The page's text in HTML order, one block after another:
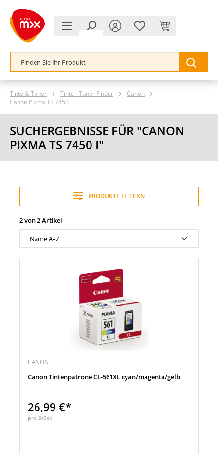
springen
Tinte & Toner Tinte - Toner Finder
Canon
Canon Pixma TS 7450 i
SUCHERGEBNISSE FÜR "CANON
PIXMA TS 7450 I"
PRODUKTE FILTERN
2 von 2 Artikel
CANON
Canon Tintenpatrone CL-561XL cyan/magenta/gelb
26,99 €*
pro Stück